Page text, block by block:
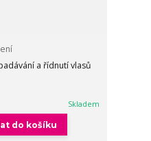
a řídnutí vlasů
Skladem
do košíku